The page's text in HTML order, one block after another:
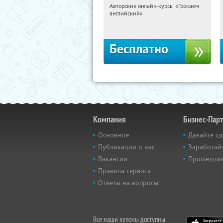
15:38:49 Получили:
Авторские онлайн-курсы «Грокаем
английский»
Бесплатно
Компания
Основное
Публикации о нас
Вакансии
Правила сервиса
Ответы на вопросы
Бизнес-
Давайте
Все наши купоны доступны